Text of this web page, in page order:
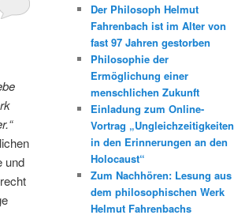
und
n
Der Philosoph Helmut
Fahrenbach ist im Alter von
fast 97 Jahren gestorben
Philosophie der
Ermöglichung einer
menschlichen Zukunft
Einladung zum Online-
Vortrag „Ungleichzeitigkeiten
in den Erinnerungen an den
Holocaust“
Zum Nachhören: Lesung aus
dem philosophischen Werk
Helmut Fahrenbachs